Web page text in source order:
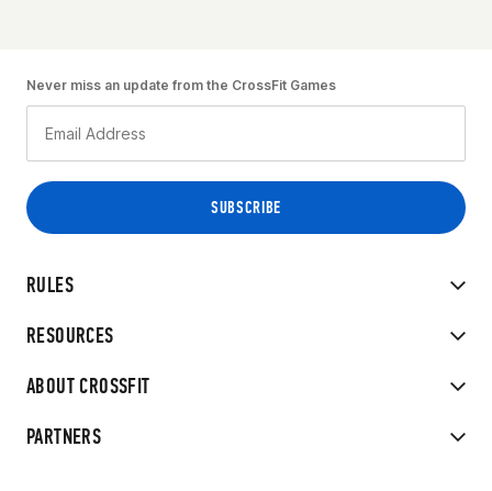
RULES
RESOURCES
ABOUT CROSSFIT
PARTNERS
Never miss an update from the CrossFit Games